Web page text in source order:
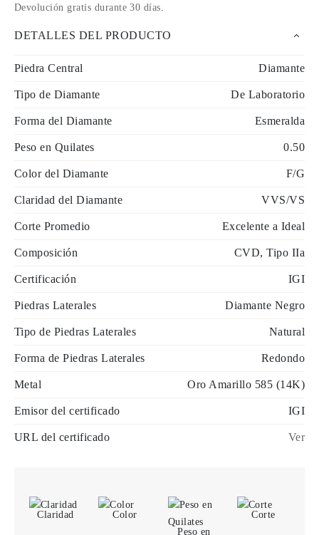
Devolución gratis durante 30 días
DETALLES DEL PRODUCTO
Piedra Central Diamante
Tipo de Diamante De Laboratorio
Forma del Diamante Esmeralda
Peso en Quilates 0.50
Color del Diamante F/G
Claridad del Diamante VVS/VS
Corte Promedio Excelente a Ideal
Composición CVD, Tipo IIa
Certificación IGI
Piedras Laterales Diamante Negro
Tipo de Piedras Laterales Natural
Forma de Piedras Laterales Redondo
Metal Oro Amarillo 585 (14K)
Emisor del certificado IGI
URL del certificado Ver
Claridad
Color
Peso en
Corte